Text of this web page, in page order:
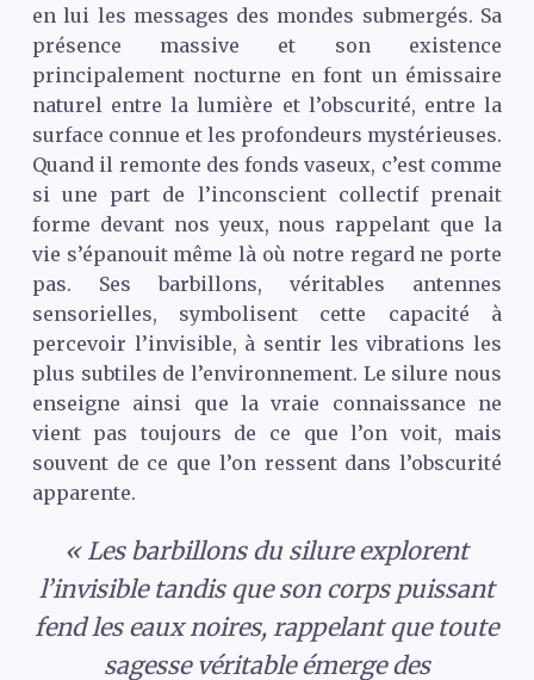
en lui les messages des mondes submergés. Sa
présence massive et son existence
principalement nocturne en font un émissaire
naturel entre la lumière et l’obscurité, entre la
surface connue et les profondeurs mystérieuses.
Quand il remonte des fonds vaseux, c’est comme
si une part de l’inconscient collectif prenait
forme devant nos yeux, nous rappelant que la
vie s’épanouit même là où notre regard ne porte
pas. Ses barbillons, véritables antennes
sensorielles, symbolisent cette capacité à
percevoir l’invisible, à sentir les vibrations les
plus subtiles de l’environnement. Le silure nous
enseigne ainsi que la vraie connaissance ne
vient pas toujours de ce que l’on voit, mais
souvent de ce que l’on ressent dans l’obscurité
apparente.
« Les barbillons du silure explorent
l’invisible tandis que son corps puissant
fend les eaux noires, rappelant que toute
sagesse véritable émerge des